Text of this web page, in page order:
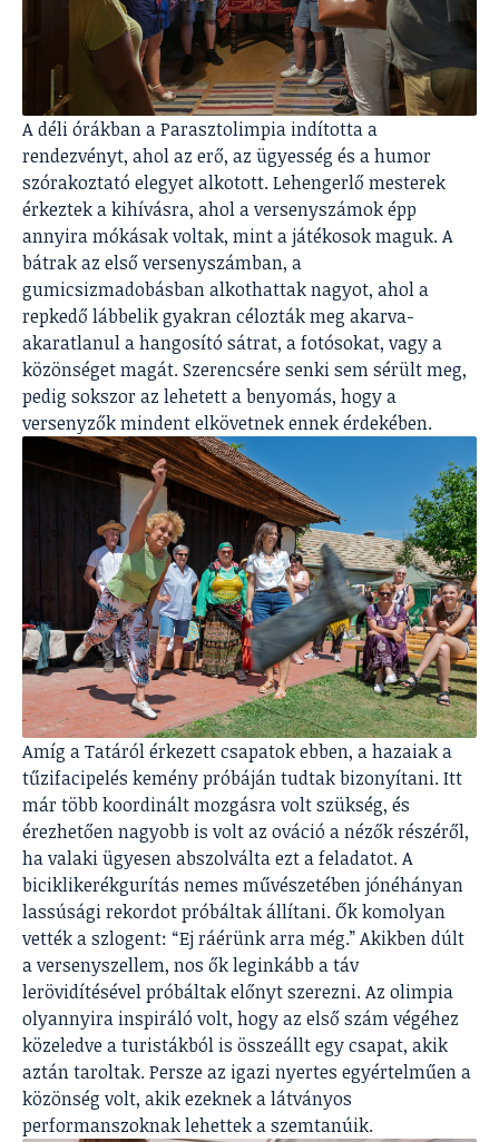
A déli órákban a Parasztolimpia indította a
rendezvényt, ahol az erő, az ügyesség és a humor
szórakoztató elegyet alkotott. Lehengerlő mesterek
érkeztek a kihívásra, ahol a versenyszámok épp
annyira mókásak voltak, mint a játékosok maguk. A
bátrak az első versenyszámban, a
gumicsizmadobásban alkothattak nagyot, ahol a
repkedő lábbelik gyakran célozták meg akarva-
akaratlanul a hangosító sátrat, a fotósokat, vagy a
közönséget magát. Szerencsére senki sem sérült meg,
pedig sokszor az lehetett a benyomás, hogy a
versenyzők mindent elkövetnek ennek érdekében.
Amíg a Tatáról érkezett csapatok ebben, a hazaiak a
tűzifacipelés kemény próbáján tudtak bizonyítani. Itt
már több koordinált mozgásra volt szükség, és
érezhetően nagyobb is volt az ováció a nézők részéről,
ha valaki ügyesen abszolválta ezt a feladatot. A
biciklikerékgurítás nemes művészetében jónéhányan
lassúsági rekordot próbáltak állítani. Ők komolyan
vették a szlogent: “Ej ráérünk arra még.” Akikben dúlt
a versenyszellem, nos ők leginkább a táv
lerövidítésével próbáltak előnyt szerezni. Az olimpia
olyannyira inspiráló volt, hogy az első szám végéhez
közeledve a turistákból is összeállt egy csapat, akik
aztán taroltak. Persze az igazi nyertes egyértelműen a
közönség volt, akik ezeknek a látványos
performanszoknak lehettek a szemtanúik.